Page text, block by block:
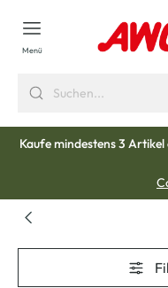
springen
Menü
Kaufe mindestens 3 Artikel